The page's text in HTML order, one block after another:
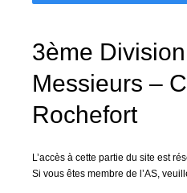
3ème
Messieurs –
Rochefort
L’accès à cette partie du site est
Si vous êtes membre de l’AS,